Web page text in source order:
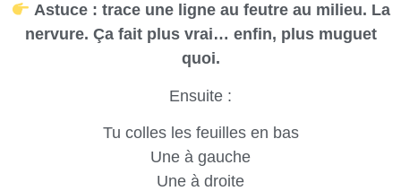
Astuce : trace une ligne au feutre au milieu. La
nervure. Ça fait plus vrai… enfin, plus muguet
quoi.
Ensuite :
Tu colles les feuilles en bas
Une à gauche
Une à droite